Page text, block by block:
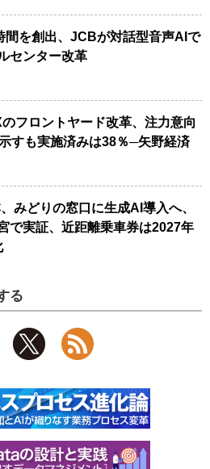
間を創出、JCBが対話型音声AIで
センター改革
フロントヤード改革、注力意向
すも実施済みは38％─矢野経済
みどりの窓口に生成AI導入へ、
で実証、近距離乗車券は2027年
る